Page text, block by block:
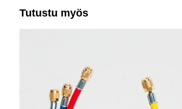
Tutustu myös